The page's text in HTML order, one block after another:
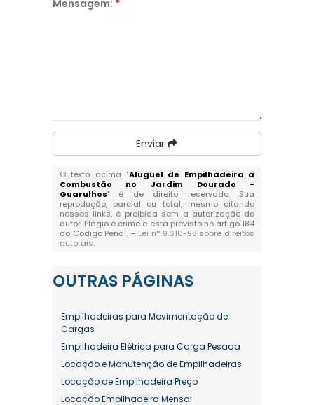
Mensagem: *
Enviar
O texto acima "Aluguel de Empilhadeira a
Combustão no Jardim Dourado -
Guarulhos" é de direito reservado. Sua
reprodução, parcial ou total, mesmo citando
nossos links, é proibida sem a autorização do
autor. Plágio é crime e está previsto no artigo 184
do Código Penal. – Lei n° 9.610-98 sobre direitos
autorais.
OUTRAS PÁGINAS
Empilhadeiras para Movimentação de
Cargas
Empilhadeira Elétrica para Carga Pesada
Locação e Manutenção de Empilhadeiras
Locação de Empilhadeira Preço
Locação Empilhadeira Mensal